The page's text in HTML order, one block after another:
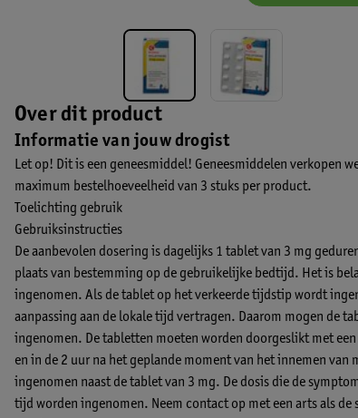
Over dit product
Informatie van jouw drogist
Let op! Dit is een geneesmiddel! Geneesmiddelen verkopen
maximum bestelhoeveelheid van 3 stuks per product.
Toelichting gebruik
Gebruiksinstructies
De aanbevolen dosering is dagelijks 1 tablet van 3 mg
plaats van bestemming op de gebruikelijke bedtijd. Het is
ingenomen. Als de tablet op het verkeerde tijdstip wordt
aanpassing aan de lokale tijd vertragen. Daarom mogen de
ingenomen. De tabletten moeten worden doorgeslikt met
en in de 2 uur na het geplande moment van het innemen
ingenomen naast de tablet van 3 mg. De dosis die de
tijd worden ingenomen. Neem contact op met een arts als